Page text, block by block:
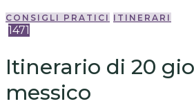
CONSIGLI PRATICI ITINERARI
1471
Itinerario di 20
messico